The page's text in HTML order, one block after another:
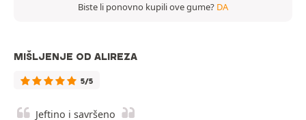
Biste li ponovno kupili ove gume? DA
MIŠLJENJE OD ALIREZA
5/5
Jeftino i savršeno